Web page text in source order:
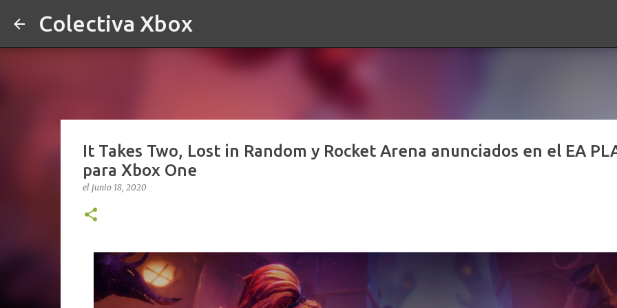
Colectiva Xbox
It Takes Two, Lost in Random y Rocket Arena anunciados en el EA
para Xbox One
el junio 18, 2020